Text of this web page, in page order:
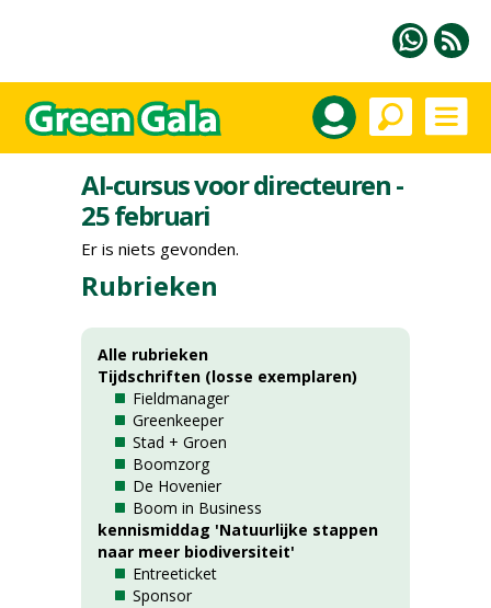
AI-cursus voor directeuren -
25 februari
Er is niets gevonden.
Rubrieken
Alle rubrieken
Tijdschriften (losse exemplaren)
Fieldmanager
Greenkeeper
Stad + Groen
Boomzorg
De Hovenier
Boom in Business
kennismiddag 'Natuurlijke stappen
naar meer biodiversiteit'
Entreeticket
Sponsor